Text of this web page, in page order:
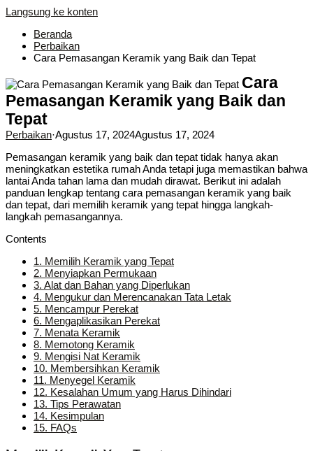
Langsung ke konten
Beranda
Perbaikan
Cara Pemasangan Keramik yang Baik dan Tepat
Cara
Pemasangan Keramik yang Baik dan
Tepat
Perbaikan·Agustus 17, 2024Agustus 17, 2024
Pemasangan keramik yang baik dan tepat tidak hanya akan
meningkatkan estetika rumah Anda tetapi juga memastikan bahwa
lantai Anda tahan lama dan mudah dirawat. Berikut ini adalah
panduan lengkap tentang cara pemasangan keramik yang baik
dan tepat, dari memilih keramik yang tepat hingga langkah-
langkah pemasangannya.
Contents
1. Memilih Keramik yang Tepat
2. Menyiapkan Permukaan
3. Alat dan Bahan yang Diperlukan
4. Mengukur dan Merencanakan Tata Letak
5. Mencampur Perekat
6. Mengaplikasikan Perekat
7. Menata Keramik
8. Memotong Keramik
9. Mengisi Nat Keramik
10. Membersihkan Keramik
11. Menyegel Keramik
12. Kesalahan Umum yang Harus Dihindari
13. Tips Perawatan
14. Kesimpulan
15. FAQs